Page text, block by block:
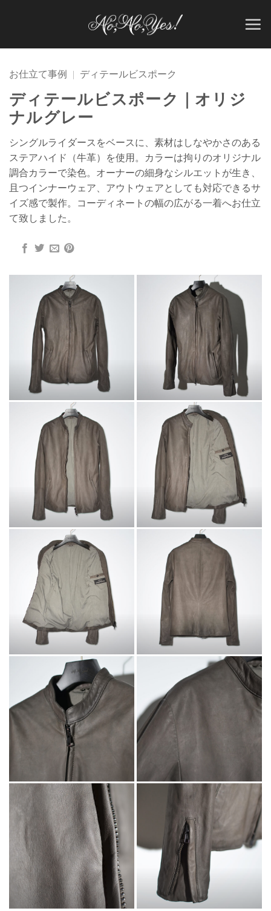
お仕立て事例 | ディテールビスポーク
ディテールビスポーク｜オリジ
ナルグレー
シングルライダースをベースに、素材はしなやかさのある
ステアハイド（牛革）を使用。カラーは拘りのオリジナル
調合カラーで染色。オーナーの細身なシルエットが生き、
且つインナーウェア、アウトウェアとしても対応できるサ
イズ感で製作。コーディネートの幅の広がる一着へお仕立
て致しました。